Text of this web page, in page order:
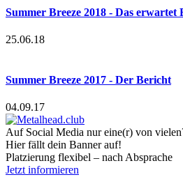
Summer Breeze 2018 - Das erwartet
25.06.18
Summer Breeze 2017 - Der Bericht
04.09.17
Auf Social Media nur eine(r) von
Hier fällt dein Banner auf!
Platzierung flexibel – nach Absprache
Jetzt informieren